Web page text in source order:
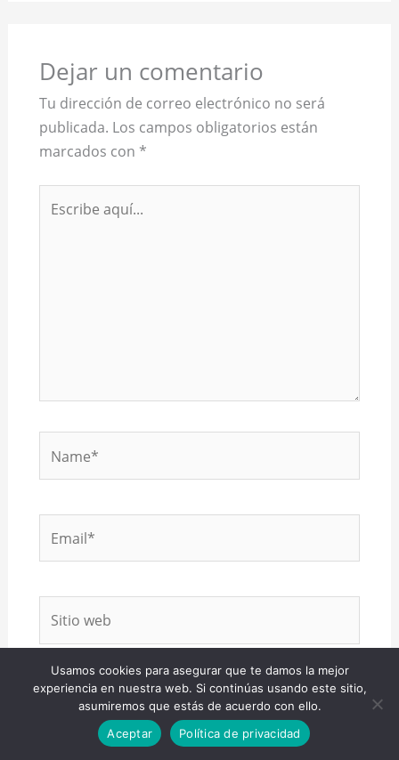
Dejar un comentario
Tu dirección de correo electrónico no será
publicada. Los campos obligatorios están
marcados con *
aquí...
web
Guardar mi nombre, correo electrónico y
sitio web en este navegador para la próxima
vez que haga un comentario.
Usamos cookies para asegurar que te damos la mejor
experiencia en nuestra web. Si continúas usando este sitio,
asumiremos que estás de acuerdo con ello.
Aceptar
Política de privacidad